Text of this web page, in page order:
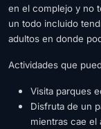
en el complejo y no
un todo incluido
adultos en donde
Actividades que
Visita parques
Disfruta de un
mientras cae el